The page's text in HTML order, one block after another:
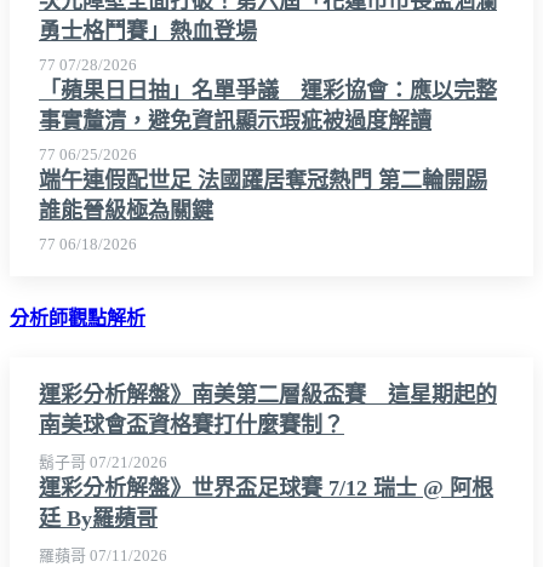
勇士格鬥賽」熱血登場
77 07/28/2026
「蘋果日日抽」名單爭議 運彩協會：應以完整
事實釐清，避免資訊顯示瑕疵被過度解讀
77 06/25/2026
端午連假配世足 法國躍居奪冠熱門 第二輪開踢
誰能晉級極為關鍵
77 06/18/2026
分析師觀點解析
運彩分析解盤》南美第二層級盃賽 這星期起的
南美球會盃資格賽打什麼賽制？
鬍子哥 07/21/2026
運彩分析解盤》世界盃足球賽 7/12 瑞士 @ 阿根
廷 By羅蘋哥
羅蘋哥 07/11/2026